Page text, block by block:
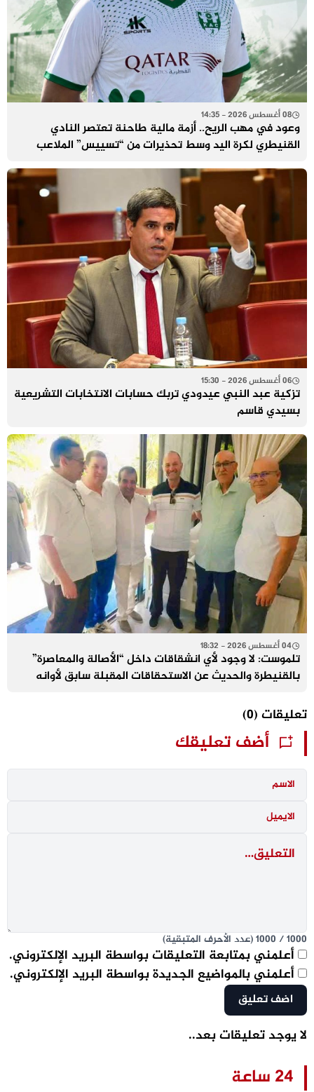
08 أغسطس 2026 - 14:35
وعود في مهب الريح.. أزمة مالية طاحنة تعتصر النادي
القنيطري لكرة اليد وسط تحذيرات من “تسييس” الملاعب
06 أغسطس 2026 - 15:30
تزكية عبد النبي عيدودي تربك حسابات الانتخابات التشريعية
بسيدي قاسم
04 أغسطس 2026 - 18:32
تلموست: لا وجود لأي انشقاقات داخل “الأصالة والمعاصرة”
بالقنيطرة والحديث عن الاستحقاقات المقبلة سابق لأوانه
تعليقات (0)
أضف تعليقك
1000
/
1000(عدد الأحرف المتبقية)
أعلمني بمتابعة التعليقات بواسطة البريد الإلكتروني.
أعلمني بالمواضيع الجديدة بواسطة البريد الإلكتروني.
لا يوجد تعليقات بعد..
24 ساعة